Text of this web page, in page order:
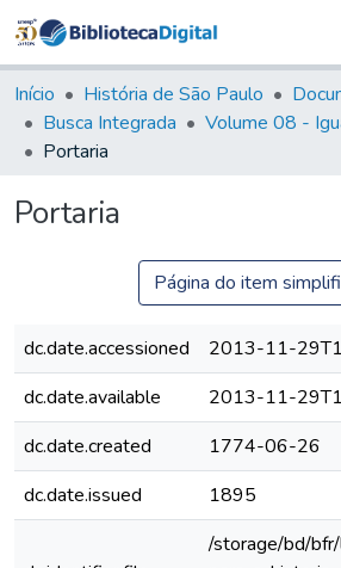
&
Coleções
Tudo na
Início História de São Paulo
Busca Integrada
Portaria
Portaria
Página do item
dc.date.accessioned
2013-11-
dc.date.available
2013-11-
dc.date.created
1774-06-26
dc.date.issued
1895
/storage/bd/